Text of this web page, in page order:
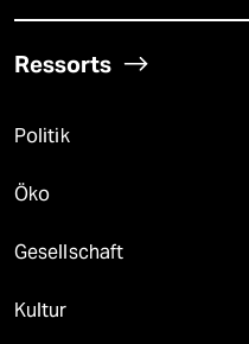
Ressorts
Politik
Öko
Gesellschaft
Kultur